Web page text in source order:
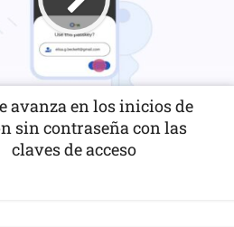
avanza en los inicios de
sin contraseña con las
claves de acceso